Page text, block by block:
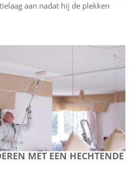
aan nadat hij de plekken
MET EEN HECHTENDE